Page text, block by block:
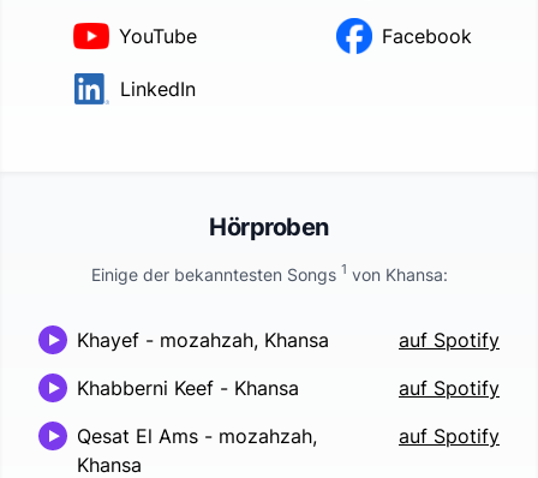
YouTube Facebook
LinkedIn
Hörproben
Einige der bekanntesten Songs 1 von Khansa:
Khayef - mozahzah, Khansa
auf Spotify
Khabberni Keef - Khansa
auf Spotify
Qesat El Ams - mozahzah,
Khansa
auf Spotify